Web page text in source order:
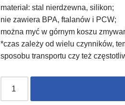
materiał: stal nierdzewna, silikon;
nie zawiera BPA, ftalanów i PCW;
można myć w górnym koszu
*czas zależy od wielu czynników,
sposobu transportu czy też